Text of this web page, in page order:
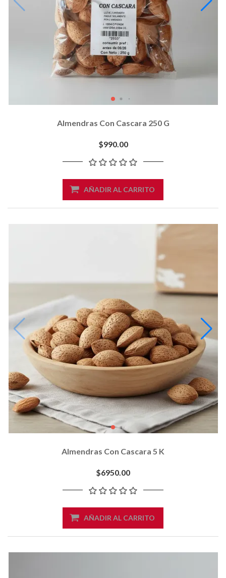
Almendras Con Cascara 250 G
$990.00
AÑADIR AL CARRITO
Almendras Con Cascara 5 K
$6950.00
AÑADIR AL CARRITO